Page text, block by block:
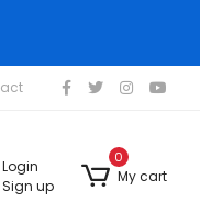
Login
Sign up
0
My cart